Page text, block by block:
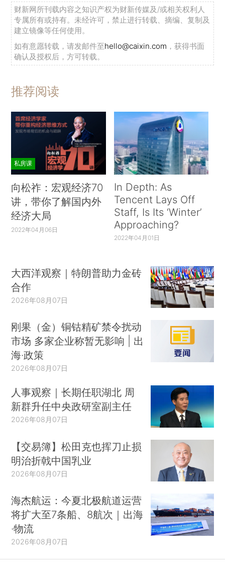
财新网所刊载内容之知识产权为财新传媒及/或相关权利人
专属所有或持有。未经许可，禁止进行转载、摘编、复制及
建立镜像等任何使用。
如有意愿转载，请发邮件至hello@caixin.com ，获得书面
确认及授权后，方可转载。
推荐阅读
私房课
向松祚：宏观经济70
讲，带你了解国内外
经济大局
2022年04月06日
In Depth: As
Tencent Lays Off
Staff, Is Its ‘Winter’
Approaching?
2022年04月01日
大西洋观察｜特朗普助力金砖
合作
2026年08月07日
刚果（金）铜钴精矿禁令扰动
市场 多家企业称暂无影响 | 出
海·政策
2026年08月07日
人事观察｜长期任职湖北 周
新群升任中央政研室副主任
2026年08月07日
【交易簿】松田克也挥刀止损
明治折戟中国乳业
2026年08月07日
海杰航运：今夏北极航道运营
将扩大至7条船、8航次｜出海
·物流
2026年08月07日